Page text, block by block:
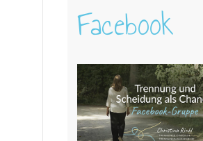
Facebook